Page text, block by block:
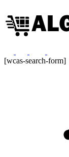
[wcas-search-form]